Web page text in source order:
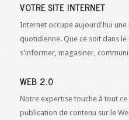
VOTRE SITE INTERNET
Internet occupe aujourd'hui
quotidienne. Que ce soit dans
s'informer, magasiner,
WEB 2.0
Notre expertise touche à tout
publication de contenu sur le